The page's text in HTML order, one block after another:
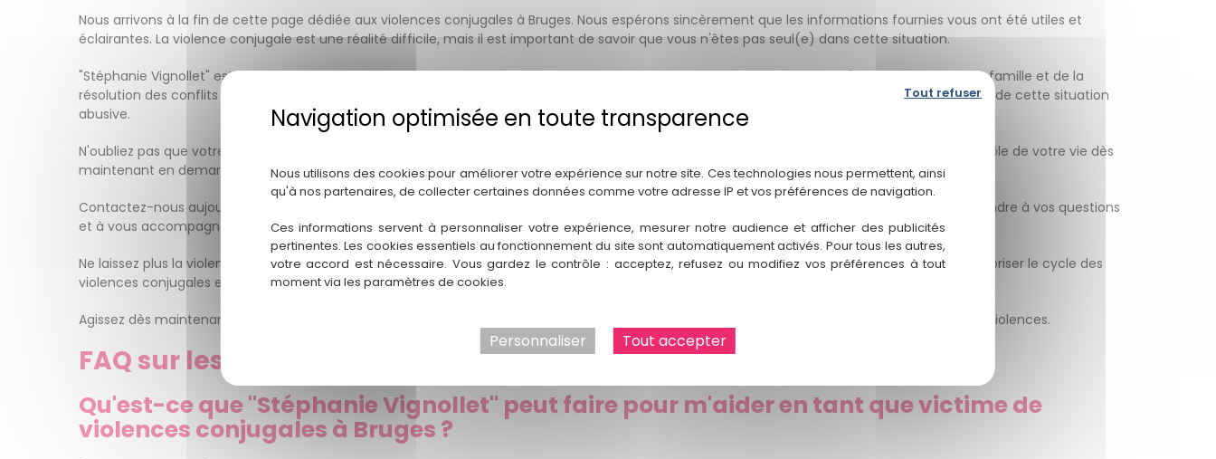
Nous arrivons à la fin de cette page dédiée aux violences conjugales à Bruges. Nous espérons sincèrement que les informations fournies vous ont été utiles et
éclairantes. La violence conjugale est une réalité difficile, mais il est important de savoir que vous n'êtes pas seul(e) dans cette situation.
"Stéphanie Vignollet" est là pour vous soutenir tout au long de votre parcours vers un avenir sans violence. Notre équipe d'experts en droit de la famille et de la
résolution des conflits est prête à vous offrir une assistance juridique personnalisée et à vous guider dans les démarches nécessaires pour sortir de cette situation
abusive.
N'oubliez pas que votre sécurité et votre bien-être sont primordiaux. Ne restez pas silencieux(se) face aux violences conjugales. Prenez le contrôle de votre vie dès
maintenant en demandant de l'aide.
Contactez-nous aujourd'hui même pour planifier une consultation confidentielle et gratuite. Notre équipe se tient prête à vous écouter, à répondre à vos questions
et à vous accompagner dans chaque étape du processus.
Ne laissez plus la violence dicter votre vie. Vous méritez d'être respecté(e), protégé(e) et libre de toute forme d'abus. Ensemble, nous pouvons briser le cycle des
violences conjugales et construire un avenir meilleur.
Agissez dès maintenant et prenez la décision qui changera votre vie. Contactez "Stéphanie Vignollet" et faites le premier pas vers une vie sans violences.
FAQ sur les violences conjugales à Bruges
Qu'est-ce que "Stéphanie Vignollet" peut faire pour m'aider en tant que victime de
violences conjugales à Bruges ?
Nous utilisons des cookies pour améliorer votre expérience sur notre site. Ces technologies nous permettent, ainsi
qu'à nos partenaires, de collecter certaines données comme votre adresse IP et vos préférences de navigation.
Ces informations servent à personnaliser votre expérience, mesurer notre audience et afficher des publicités
pertinentes. Les cookies essentiels au fonctionnement du site sont automatiquement activés. Pour tous les autres,
votre accord est nécessaire. Vous gardez le contrôle : acceptez, refusez ou modifiez vos préférences à tout
moment via les paramètres de cookies.
Tout accepter
Tout refuser
Personnaliser